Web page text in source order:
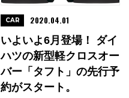
いよいよ6月登場！ ダイ
ハツの新型軽クロスオー
バー「タフト」の先行予
約がスタート。
CAR 2020.04.01